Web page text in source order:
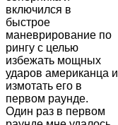
включился в
быстрое
маневрирование по
рингу с целью
избежать мощных
ударов американца и
измотать его в
первом раунде.
Один раз в первом